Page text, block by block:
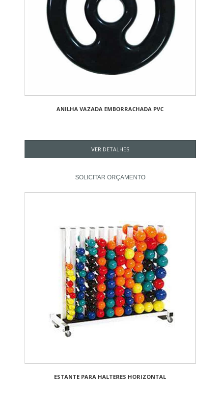
ANILHA VAZADA EMBORRACHADA PVC
VER DETALHES
SOLICITAR ORÇAMENTO
ESTANTE PARA HALTERES HORIZONTAL